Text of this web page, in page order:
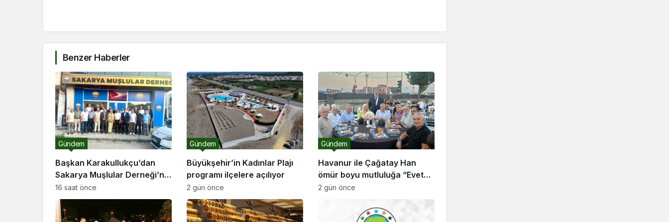
Benzer Haberler
Başkan Karakullukçu’dan
Sakarya Muşlular Derneği’ne
ziyaret
Gündem
16 saat önce
Büyükşehir’in Kadınlar Plajı
programı ilçelere açılıyor
Gündem
2 gün önce
Havanur ile Çağatay Han
ömür boyu mutluluğa “Evet”
dedi
Gündem
2 gün önce